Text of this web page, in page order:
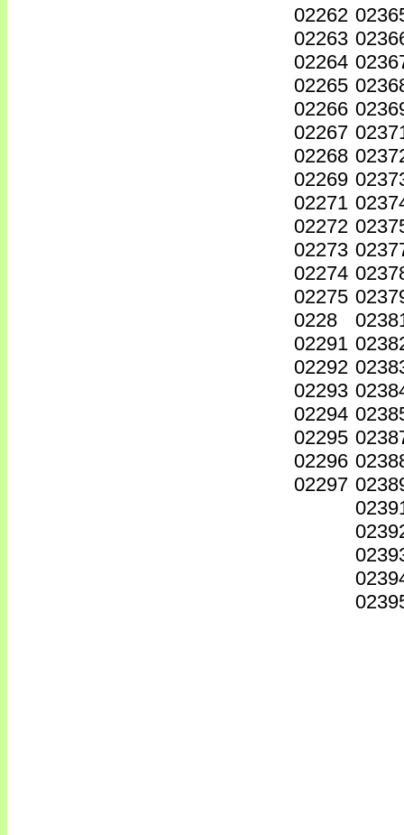
02262
02263
02264
02265
02266
02267
02268
02269
02271
02272
02273
02274
02275
0228
02291
02292
02293
02294
02295
02296
02297